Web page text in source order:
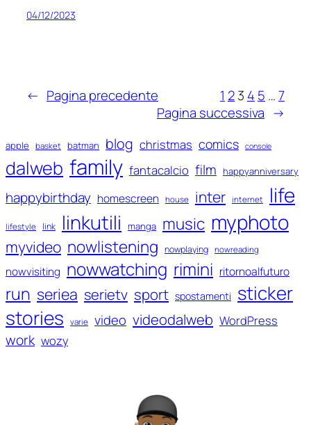
04/12/2023
← Pagina precedente 1 23 4 5 …7
Pagina successiva →
apple basket batman blog christmas comics console
dalweb family fantacalcio film happyanniversary
happybirthday homescreen house inter internet life
lifestyle link linkutili manga music myphoto
myvideo nowlistening nowplaying nowreading
nowvisiting nowwatching rimini ritornoalfuturo
run seriea serietv sport spostamenti sticker
stories
varie video videodalweb WordPress
work wozy